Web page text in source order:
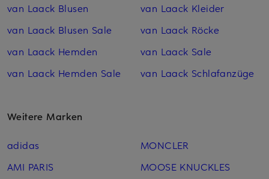
van Laack Blusen
van Laack Blusen Sale
van Laack Hemden
van Laack Hemden Sale
van Laack Kleider
van Laack Röcke
van Laack Sale
van Laack Schlafanzüge
Weitere Marken
adidas
AMI PARIS
MONCLER
MOOSE KNUCKLES